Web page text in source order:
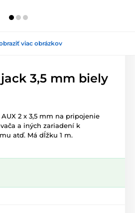
viac obrázkov
3,5 mm biely
2 x 3,5 mm na pripojenie
a iných zariadení k
atď. Má dĺžku 1 m.